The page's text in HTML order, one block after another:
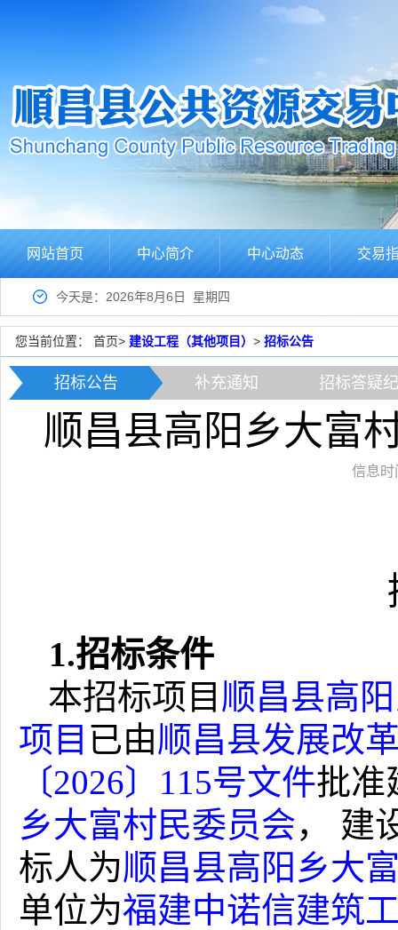
网站首页 中心简介 中心动态 交易
今天是：2026年8月6日 星期四
您当前位置： 首页> 建设工程（其他项目） > 招标公告
招标公告 补充通知 招标答疑
顺昌县高阳乡大富
信息时
1.招标条件
本招标项目 顺昌县高
项目 已由顺昌县发展改
〔2026〕 115号文件批准
乡大富村民委员会，
建
标人为顺昌县高阳乡大
单位为福建中诺信建筑